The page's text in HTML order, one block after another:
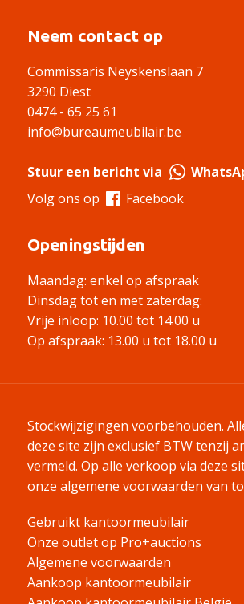
Neem contact op
Commissaris Neyskenslaan 7
3290 Diest
0474 - 65 25 61
info@bureaumeubilair.be
Stuur een bericht via
Volg ons op
Facebook
Openingstijden
Maandag: enkel op afspraak
Dinsdag tot en met zaterdag:
Vrije inloop: 10.00 tot 14.00 u
Op afspraak: 13.00 u tot 18.00 u
Stockwijzigingen voorbehouden.
deze site zijn exclusief BTW tenzij
vermeld. Op alle verkoop via deze
onze algemene voorwaarden van
Gebruikt kantoormeubilair
Onze outlet op Pro+auctions
Algemene voorwaarden
Aankoop kantoormeubilair